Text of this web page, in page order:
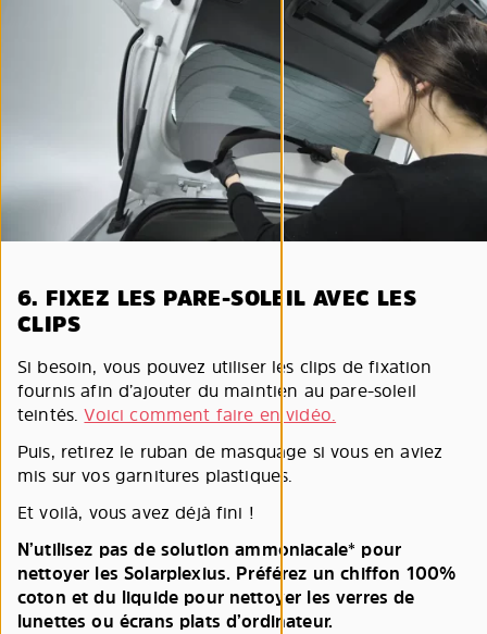
6. FIXEZ LES PARE-SOLEIL AVEC LES
CLIPS
Si besoin, vous pouvez utiliser les clips de fixation
fournis afin d’ajouter du maintien au pare-soleil
teintés.Voici comment faire en vidéo.
Puis, retirez le ruban de masquage si vous en aviez
mis sur vos garnitures plastiques.
Et voilà, vous avez déjà fini !
N’utilisez pas de solution ammoniacale* pour
nettoyer les Solarplexius. Préférez un chiffon 100%
coton et du liquide pour nettoyer les verres de
lunettes ou écrans plats d’ordinateur.